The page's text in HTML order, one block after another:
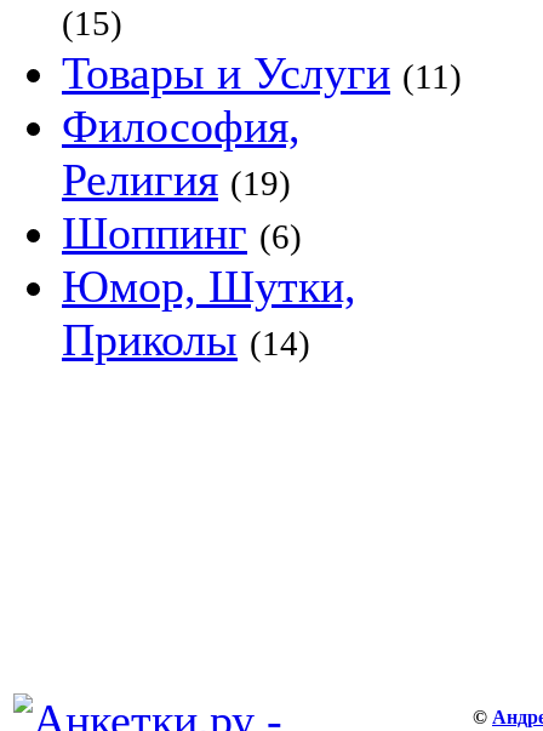
(15)
Товары и Услуги (11)
Философия,
Религия (19)
Шоппинг (6)
Юмор, Шутки,
Приколы (14)
©